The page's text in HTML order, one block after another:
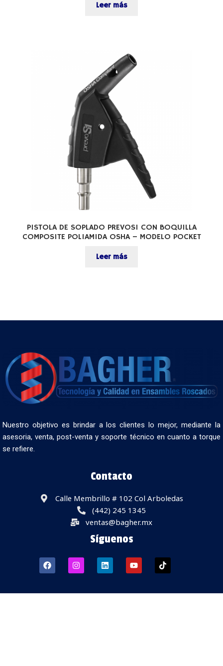
Leer más
PISTOLA DE SOPLADO PREVOS1 CON BOQUILLA
COMPOSITE POLIAMIDA OSHA – MODELO POCKET
Leer más
Nuestro objetivo es brindar a los clientes lo mejor, mediante la
asesoria, venta, post-venta y soporte técnico en cuanto a torque
se refiere.
Contacto
Calle Membrillo # 102 Col Arboledas
(442) 245 1345
ventas@bagher.mx
Síguenos